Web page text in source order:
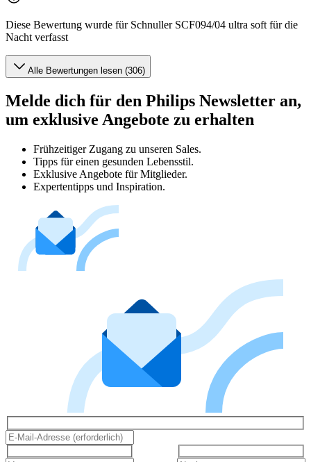
Diese Bewertung wurde für Schnuller SCF094/04 ultra soft für die
Nacht verfasst
Alle Bewertungen lesen (306)
Melde dich für den Philips Newsletter an,
um exklusive Angebote zu erhalten
Frühzeitiger Zugang zu unseren Sales.
Tipps für einen gesunden Lebensstil.
Exklusive Angebote für Mitglieder.
Expertentipps und Inspiration.